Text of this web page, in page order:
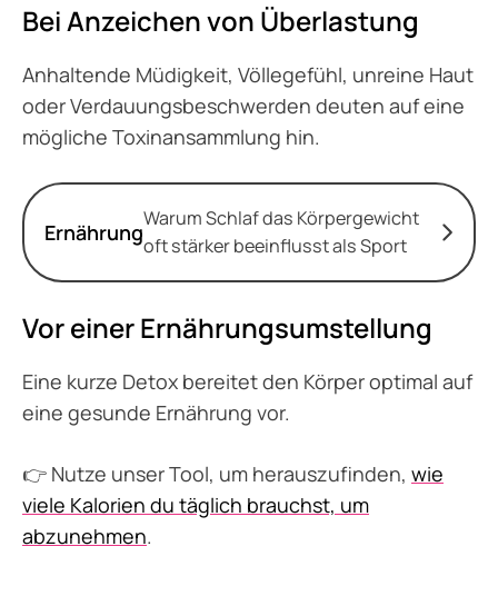
Bei Anzeichen von Überlastung
Anhaltende Müdigkeit, Völlegefühl, unreine Haut
oder Verdauungsbeschwerden deuten auf eine
mögliche Toxinansammlung hin.
Ernährung
Warum Schlaf das Körpergewicht
oft stärker beeinflusst als Sport
Vor einer Ernährungsumstellung
Eine kurze Detox bereitet den Körper optimal auf
eine gesunde Ernährung vor.
👉 Nutze unser Tool, um herauszufinden, wie
viele Kalorien du täglich brauchst, um
abzunehmen.